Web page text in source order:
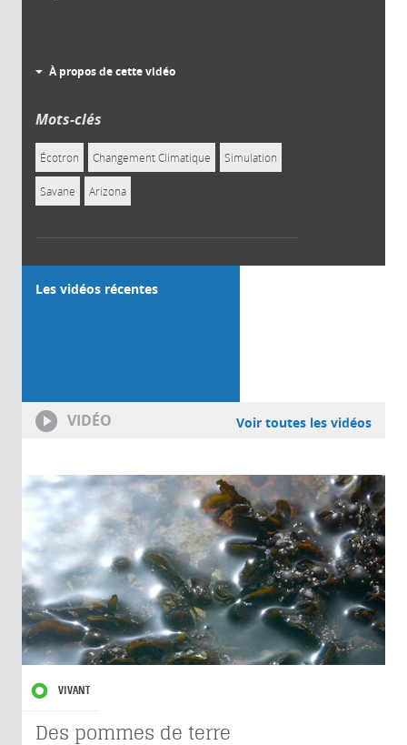
À propos de cette vidéo
Mots-clés
Écotron Changement Climatique Simulation
Savane Arizona
Les vidéos récentes
VIDÉO Voir toutes les vidéos
VIVANT
Des pommes de terre